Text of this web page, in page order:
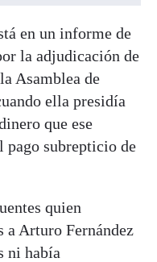
en un informe de
la adjudicación de
Asamblea de
ella presidía
que ese
pago subrepticio de
quien
Arturo Fernández
ni había